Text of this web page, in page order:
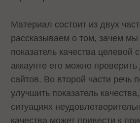
Материал состоит из двух
рассказываем о том, зачем
показатель качества целевой
аккаунте его можно
сайтов. Во второй части речь
улучшить показатель
ситуациях
качества может привести к